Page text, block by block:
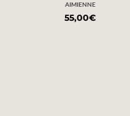
AIMIENNE
55,00€